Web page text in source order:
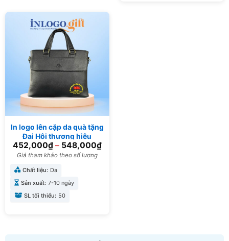
In logo lên cặp da quà tặng
Đại Hội thương hiệu
FADODA CD-09
452,000₫– 548,000₫
Giá tham khảo theo số lượng
Chất liệu: Da
Sản xuất: 7-10 ngày
SL tối thiểu: 50